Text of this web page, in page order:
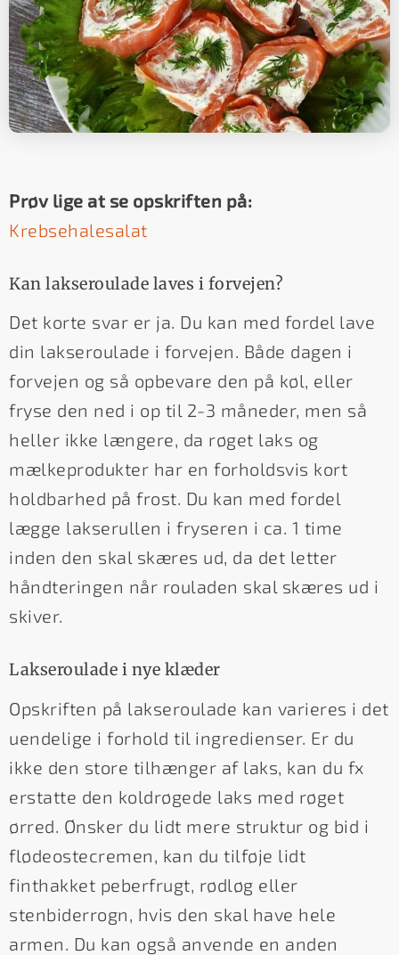
Prøv lige at se opskriften på:
Krebsehalesalat
Kan lakseroulade laves i forvejen?
Det korte svar er ja. Du kan med fordel lave
din lakseroulade i forvejen. Både dagen i
forvejen og så opbevare den på køl, eller
fryse den ned i op til 2-3 måneder, men så
heller ikke længere, da røget laks og
mælkeprodukter har en forholdsvis kort
holdbarhed på frost. Du kan med fordel
lægge lakserullen i fryseren i ca. 1 time
inden den skal skæres ud, da det letter
håndteringen når rouladen skal skæres ud i
skiver.
Lakseroulade i nye klæder
Opskriften på lakseroulade kan varieres i det
uendelige i forhold til ingredienser. Er du
ikke den store tilhænger af laks, kan du fx
erstatte den koldrøgede laks med røget
ørred. Ønsker du lidt mere struktur og bid i
flødeostecremen, kan du tilføje lidt
finthakket peberfrugt, rødløg eller
stenbiderrogn, hvis den skal have hele
armen. Du kan også anvende en anden